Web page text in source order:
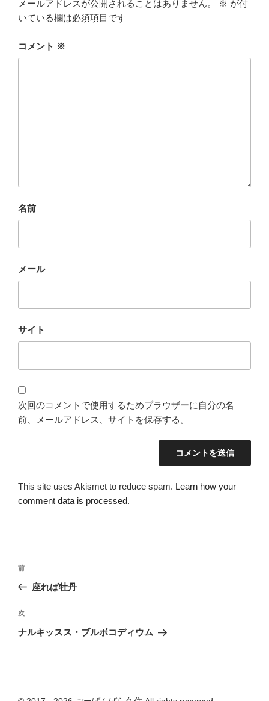
メールアドレスが公開されることはありません。 ※ が付
いている欄は必須項目です
コメント ※
名前
メール
サイト
次回のコメントで使用するためブラウザーに自分の名
前、メールアドレス、サイトを保存する。
This site uses Akismet to reduce spam. Learn how your
comment data is processed.
投
ナ
ビ
ゲ
ン
過
去
投
稿
前
座れば牡丹
次
の
次
ナルキッスス・ブルボコディウム